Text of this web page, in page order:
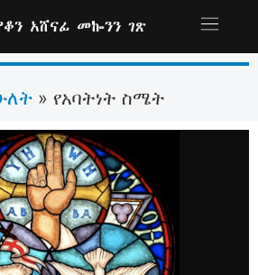
አሸናፊ መኰንን ገጽ
» የአባትነት ስሜት